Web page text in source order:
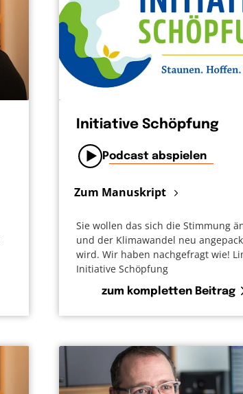
Initiative Schöpfung
Podcast abspielen
Zum Manuskript
Sie wollen das sich die Stimmung
und der Klimawandel neu
wird. Wir haben nachgefragt wie!
Initiative Schöpfung
zum kompletten Beitrag